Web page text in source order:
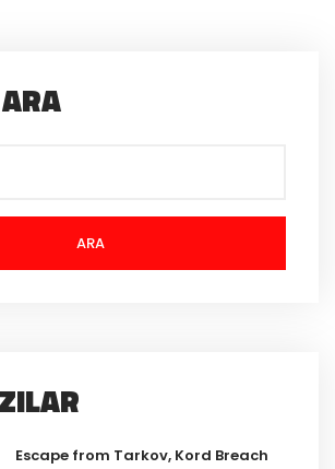
ARA
Escape from Tarkov, Kord Breach